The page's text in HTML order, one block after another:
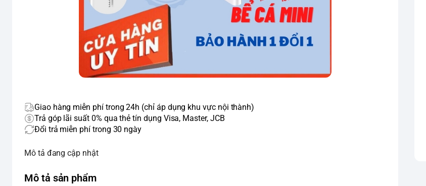
Giao hàng miễn phí trong 24h (chỉ áp dụng khu vực nội thành)
Trả góp lãi suất 0% qua thẻ tín dụng Visa, Master, JCB
Đổi trả miễn phí trong 30 ngày
Mô tả đang cập nhật
Mô tả sản phẩm